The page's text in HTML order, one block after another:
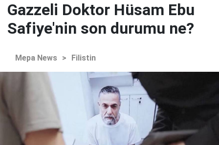
Gazzeli Doktor Hüsam Ebu
Safiye'nin son durumu ne?
Mepa News > Filistin